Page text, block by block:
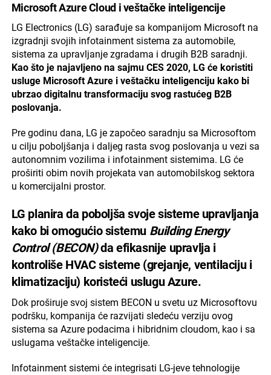
Microsoft Azure Cloud i veštačke inteligencije
LG Electronics (LG) sarađuje sa kompanijom Microsoft na
izgradnji svojih infotainment sistema za automobile,
sistema za upravljanje zgradama i drugih B2B saradnji.
Kao što je najavljeno na sajmu CES 2020, LG će koristiti
usluge Microsoft Azure i veštačku inteligenciju kako bi
ubrzao digitalnu transformaciju svog rastućeg B2B
poslovanja.
Pre godinu dana, LG je započeo saradnju sa Microsoftom
u cilju poboljšanja i daljeg rasta svog poslovanja u vezi sa
autonomnim vozilima i infotainment sistemima. LG će
proširiti obim novih projekata van automobilskog sektora
u komercijalni prostor.
LG planira da poboljša svoje sisteme upravljanja
kako bi omogućio sistemu Building Energy
Control (BECON)da efikasnije upravlja i
kontroliše HVAC sisteme (grejanje, ventilaciju i
klimatizaciju) koristeći uslugu Azure.
Dok proširuje svoj sistem BECON u svetu uz Microsoftovu
podršku, kompanija će razvijati sledeću verziju ovog
sistema sa Azure podacima i hibridnim cloudom, kao i sa
uslugama veštačke inteligencije.
Infotainment sistemi će integrisati LG-jeve tehnologije